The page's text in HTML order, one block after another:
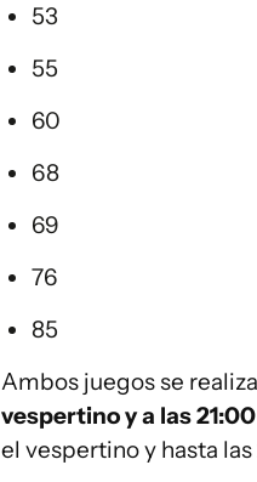
53
55
60
68
69
76
85
Ambos juegos se
vespertino y a las
el vespertino y hasta